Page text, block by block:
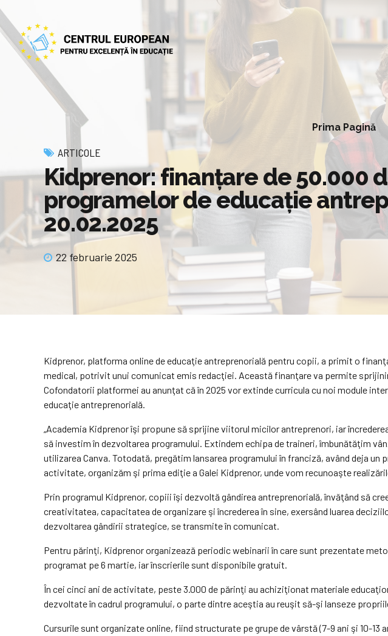
Prima Pagină
ARTICOLE
Kidprenor: finanţare de 50.000
programelor de educaţie
20.02.2025
22 februarie 2025
Kidprenor, platforma online de educaţie antreprenorială pentru copii, a primit o
medical, potrivit unui comunicat emis redacţiei. Această finanţare va permite
Cofondatorii platformei au anunţat că în 2025 vor extinde curricula cu noi module
educaţie antreprenorială.
„Academia Kidprenor îşi propune să sprijine viitorul micilor antreprenori, iar
să investim în dezvoltarea programului. Extindem echipa de traineri, îmbunătăţim
utilizarea Canva. Totodată, pregătim lansarea programului în franciză, având deja
activitate, organizăm şi prima ediţie a Galei Kidprenor, unde vom recunoaşte
Prin programul Kidprenor, copiii îşi dezvoltă gândirea antreprenorială, învăţând să
creativitatea, capacitatea de organizare şi încrederea în sine, exersând luarea
dezvoltarea gândirii strategice, se transmite în comunicat.
Pentru părinţi, Kidprenor organizează periodic webinarii în care sunt prezentate
programat pe 6 martie, iar înscrierile sunt disponibile gratuit.
În cei cinci ani de activitate, peste 3.000 de părinţi au achiziţionat materiale
dezvoltate în cadrul programului, o parte dintre aceştia au reuşit să-şi lanseze
Cursurile sunt organizate online, fiind structurate pe grupe de vârstă (7-9 ani şi 10-